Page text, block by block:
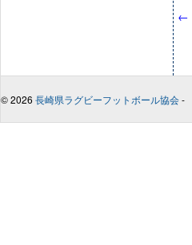
←
© 2026 長崎県ラグビーフットボール協会-